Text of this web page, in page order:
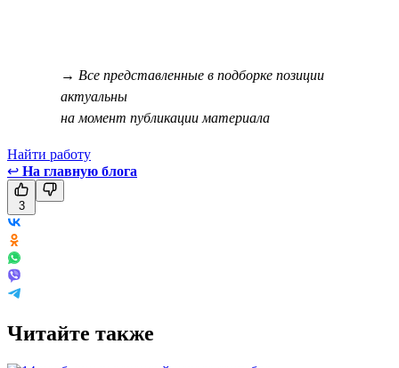
→ Все представленные в подборке позиции
актуальны
на момент публикации материала
Найти работу
↩ На главную блога
3
Читайте также